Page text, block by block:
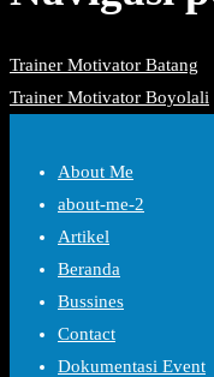
Trainer Motivator Batang
Trainer Motivator Boyolali
About Me
about-me-2
Artikel
Beranda
Bussines
Contact
Dokumentasi Event